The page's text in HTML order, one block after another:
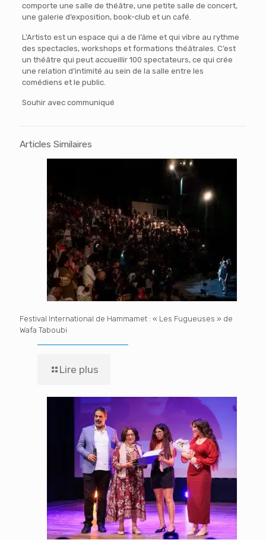
comporte une salle de théâtre, une petite salle de concert,
une galerie d’exposition, book-club et un café.
L’Artisto est un espace qui a de l’âme et qui vibre au rythme
des spectacles, workshops et formations théâtrales. C’est
un théâtre qui peut accueillir 100 spectateurs, ce qui crée
une relation d’intimité au sein de la salle entre les
comédiens et le public.
Souhir avec communiqué
Articles Similaires
Festival International de Hammamet : « Les Fugueuses » de
Wafa Taboubi
Lire plus